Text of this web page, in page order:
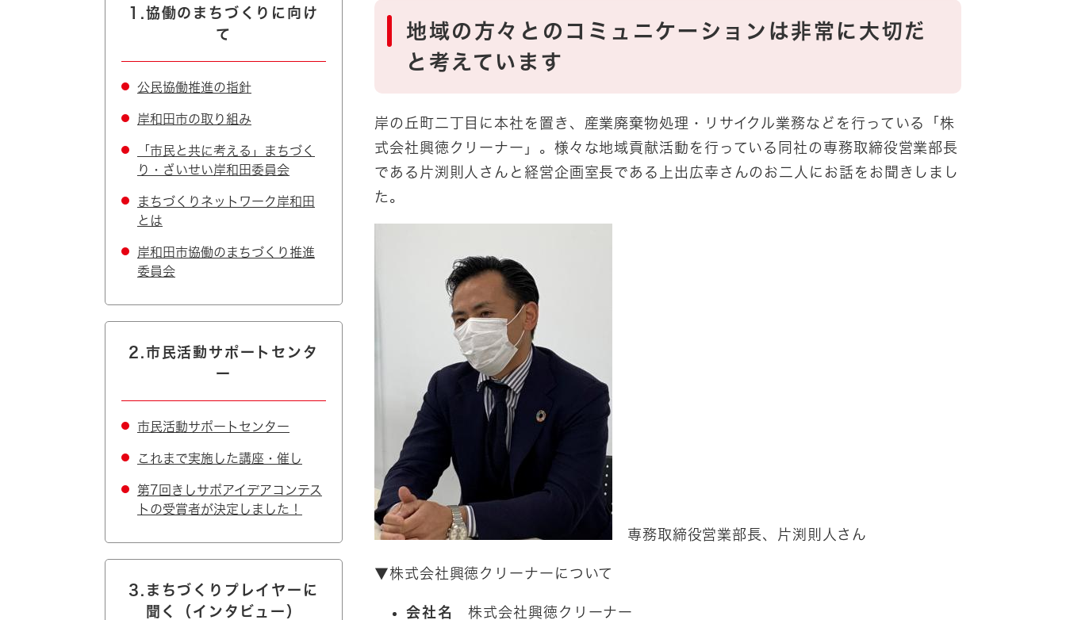
地域の方々とのコミュニケーションは非常に大切だ
と考えています
岸の丘町二丁目に本社を置き、産業廃棄物処理・リサイクル業務などを行っている「株
式会社興徳クリーナー」。様々な地域貢献活動を行っている同社の専務取締役営業部長
である片渕則人さんと経営企画室長である上出広幸さんのお二人にお話をお聞きしまし
た。
専務取締役営業部長、片渕則人さん
▼株式会社興徳クリーナーについて
会社名
株式会社興徳クリーナー
1.協働のまちづくりに向け
て
公民協働推進の指針
岸和田市の取り組み
「市民と共に考える」まちづく
り・ざいせい岸和田委員会
まちづくりネットワーク岸和田
とは
岸和田市協働のまちづくり推進
委員会
2.市民活動サポートセンタ
ー
市民活動サポートセンター
これまで実施した講座・催し
第7回きしサポアイデアコンテス
トの受賞者が決定しました！
3.まちづくりプレイヤーに
聞く（インタビュー）